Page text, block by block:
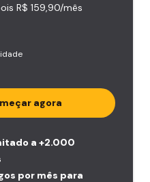
R$ 159,90/mês
agora
a +2.000
por mês para